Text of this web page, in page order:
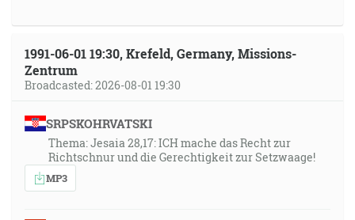
1991-06-01 19:30, Krefeld, Germany, Missions-
Zentrum
Broadcasted: 2026-08-01 19:30
SRPSKOHRVATSKI
Thema: Jesaia 28,17: ICH mache das Recht zur
Richtschnur und die Gerechtigkeit zur Setzwaage!
MP3